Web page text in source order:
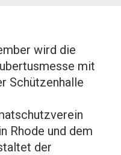
wird die
mit
Schützenhalle
Rhode und dem
der